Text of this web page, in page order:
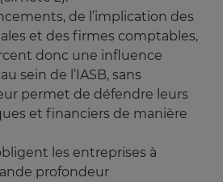
de l’implication des
et des firmes comptables,
donc une influence
sein de l’IASB, sans
permet de défendre leurs
et financiers de manière
les entreprises à
profondeur